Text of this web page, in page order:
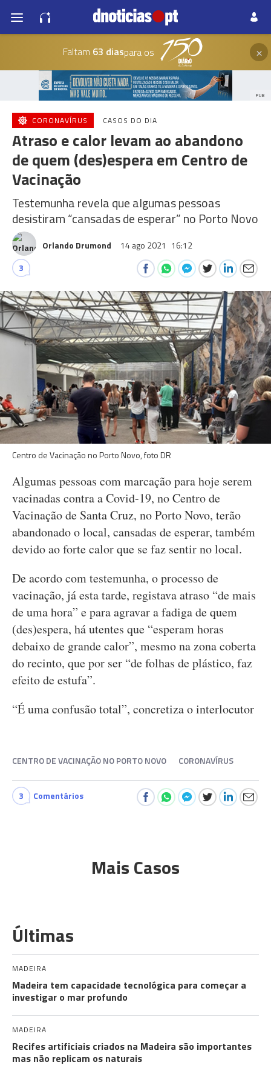
Faltam 63 diaspara os ×
PUB
CORONAVÍRUS CASOS DO DIA
Atraso e calor levam ao abandono
de quem (des)espera em Centro de
Vacinação
Testemunha revela que algumas pessoas
desistiram “cansadas de esperar” no Porto Novo
Orlando Drumond 14 ago 2021 16:12
3
Centro de Vacinação no Porto Novo, foto DR
Algumas pessoas com marcação para hoje serem
vacinadas contra a Covid-19, no Centro de
Vacinação de Santa Cruz, no Porto Novo, terão
abandonado o local, cansadas de esperar, também
devido ao forte calor que se faz sentir no local.
De acordo com testemunha, o processo de
vacinação, já esta tarde, registava atraso “de mais
de uma hora” e para agravar a fadiga de quem
(des)espera, há utentes que “esperam horas
debaixo de grande calor”, mesmo na zona coberta
do recinto, que por ser “de folhas de plástico, faz
efeito de estufa”.
“É uma confusão total”, concretiza o interlocutor
CENTRO DE VACINAÇÃO NO PORTO NOVO CORONAVÍRUS
3 Comentários
Mais Casos
Últimas
MADEIRA
Madeira tem capacidade tecnológica para começar a
investigar o mar profundo
MADEIRA
Recifes artificiais criados na Madeira são importantes
mas não replicam os naturais